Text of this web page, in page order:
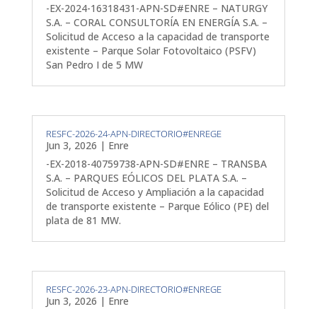
-EX-2024-16318431-APN-SD#ENRE – NATURGY
S.A. – CORAL CONSULTORÍA EN ENERGÍA S.A. –
Solicitud de Acceso a la capacidad de transporte
existente – Parque Solar Fotovoltaico (PSFV)
San Pedro I de 5 MW
RESFC-2026-24-APN-DIRECTORIO#ENREGE
Jun 3, 2026 | Enre
-EX-2018-40759738-APN-SD#ENRE – TRANSBA
S.A. – PARQUES EÓLICOS DEL PLATA S.A. –
Solicitud de Acceso y Ampliación a la capacidad
de transporte existente – Parque Eólico (PE) del
plata de 81 MW.
RESFC-2026-23-APN-DIRECTORIO#ENREGE
Jun 3, 2026 | Enre